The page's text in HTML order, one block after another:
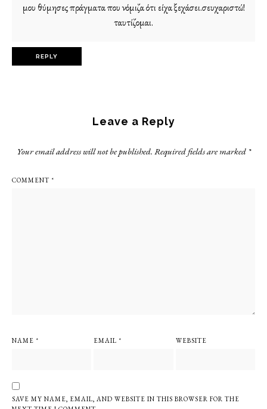
μου θύμησες πράγματα που νόμιζα ότι είχα ξεχάσει.σευχαριστώ!
ταυτίζομαι.
REPLY
Leave a Reply
Your email address will not be published. Required fields are marked *
COMMENT *
NAME * EMAIL * WEBSITE
SAVE MY NAME, EMAIL, AND WEBSITE IN THIS BROWSER FOR THE